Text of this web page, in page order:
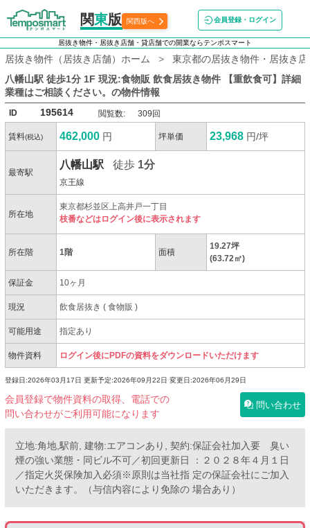
関東版 関西版へ 会員登録・ログイン
居抜き物件・居抜き店舗・貸店舗での開業ならテンポスマート
居抜き物件（居抜き店舗）ホーム
東京都の居抜き物件・居抜き
八幡山駅 徒歩1分 1F 現況:食物販 飲食居抜き物件 【重飲食可】詳細
業種はご相談ください。 の物件情報
ID 195614 閲覧数: 309回
賃料(税込) 462,000 円 坪単価 23,968 円/坪
最寄駅
八幡山駅 徒歩 1分
京王線
所在地
東京都杉並区上高井戸一丁目
枝番などはログイン後に表示されます
所在階 1階 面積
19.27坪
(63.72㎡)
保証金 10ヶ月
現況 飲食居抜き(食物販)
可能用途 指定あり
物件資料 ログイン後にPDFの資料をダウンロードいただけます
登録日:2026年03月17日 更新予定:2026年09月22日 変更日:2026年06月29日
会員登録で物件資料の取得、電話での
問い合わせがご利用可能になります
問い合わせ
立地:角地,駅前, 建物:エアコンあり, 契約:保証会社加入要 臭い
煙の強い業態・同ビル不可／初回更新⽇ ：２０２８年４⽉１⽇
／指定⽕災保険加⼊必須※原則は当社指 定の保証会社にご加⼊
いただきます。（与信内容により免除の 場合あり）